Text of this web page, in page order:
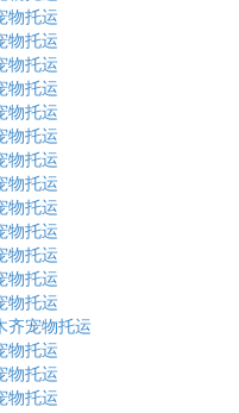
物托运
物托运
物托运
物托运
物托运
物托运
物托运
物托运
物托运
物托运
物托运
物托运
物托运
齐宠物托运
物托运
物托运
物托运